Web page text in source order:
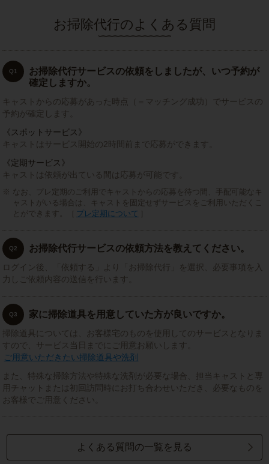
お掃除代行のよくある質問
Q1
お掃除代行サービスの依頼をしましたが、いつ予約が
確定しますか。
キャストからの応募があった時点（＝マッチング成功）でサービスの
予約が確定します。
《スポットサービス》
キャストはサービス開始の2時間前まで応募ができます。
《定期サービス》
キャストは依頼が出ている間は応募が可能です。
なお、プレ定期のご利用でキャストからの応募を待つ間、手配可能なキ
ャストがいる場合は、キャストを固定せずサービスをご利用いただくこ
とができます。［ プレ定期について ］
Q2 お掃除代行サービスの依頼方法を教えてください。
ログイン後、「依頼する」より「お掃除代行」を選択、必要事項を入
力しご依頼内容の送信を行います。
Q3 家に掃除道具を用意していた方が良いですか。
掃除道具については、お客様宅のものを使用してのサービスとなりま
すので、サービス当日までにご用意お願いします。
ご用意いただきたい掃除道具や洗剤
また、特殊な掃除方法や特殊な洗剤が必要な場合、担当キャストと専
用チャットまたは初回訪問時にお打ち合わせいただき、必要なものを
お客様でご用意ください。
よくある質問の一覧を見る